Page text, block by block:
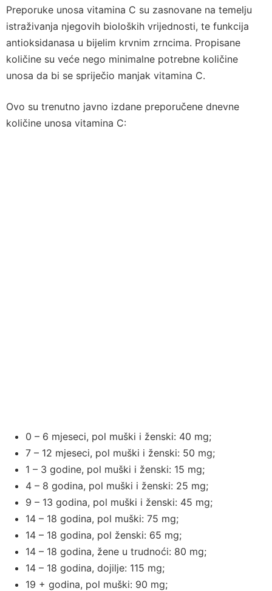
Preporuke unosa vitamina C su zasnovane na temelju
istraživanja njegovih bioloških vrijednosti, te funkcija
antioksidanasa u bijelim krvnim zrncima. Propisane
količine su veće nego minimalne potrebne količine
unosa da bi se spriječio manjak vitamina C.
Ovo su trenutno javno izdane preporučene dnevne
količine unosa vitamina C:
0 – 6 mjeseci, pol muški i ženski: 40 mg;
7 – 12 mjeseci, pol muški i ženski: 50 mg;
1 – 3 godine, pol muški i ženski: 15 mg;
4 – 8 godina, pol muški i ženski: 25 mg;
9 – 13 godina, pol muški i ženski: 45 mg;
14 – 18 godina, pol muški: 75 mg;
14 – 18 godina, pol ženski: 65 mg;
14 – 18 godina, žene u trudnoći: 80 mg;
14 – 18 godina, dojilje: 115 mg;
19 + godina, pol muški: 90 mg;